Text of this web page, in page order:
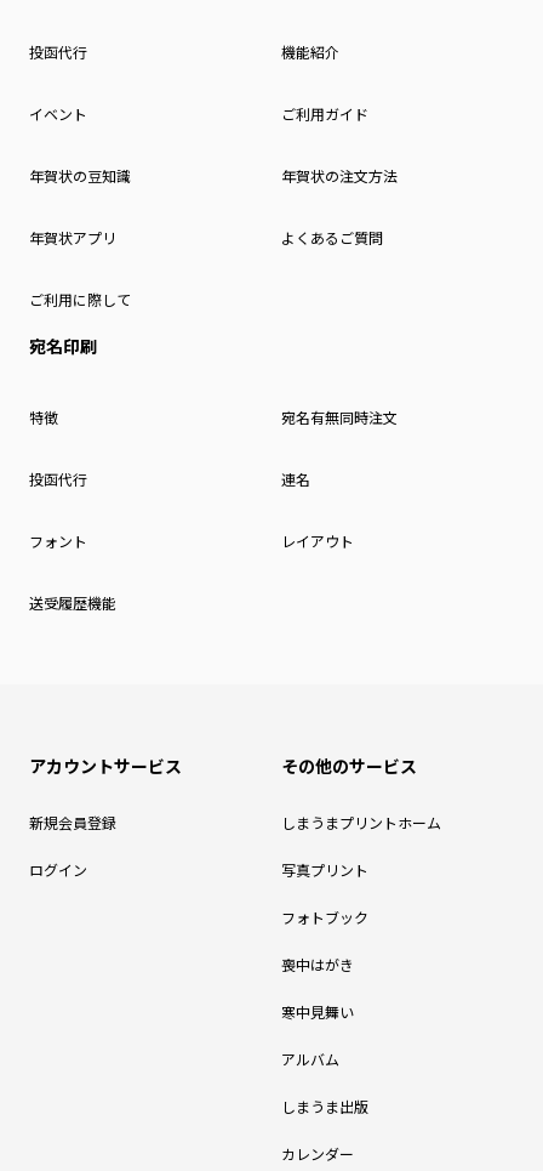
投函代行 機能紹介
イベント ご利用ガイド
年賀状の豆知識 年賀状の注文方法
年賀状アプリ よくあるご質問
ご利用に際して
宛名印刷
特徴 宛名有無同時注文
投函代行 連名
フォント レイアウト
送受履歴機能
アカウントサービス
新規会員登録
ログイン
その他のサービス
しまうまプリントホーム
写真プリント
フォトブック
喪中はがき
寒中見舞い
アルバム
しまうま出版
カレンダー